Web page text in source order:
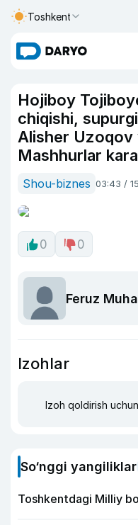
Toshkent
Hojiboy
chiqishi,
Alisher Uzoqov
Mashhurlar
Shou-biznes 03:43 /
0 0
Feruz
Izohlar
Izoh qoldirish
So‘nggi yangiliklar
Toshkentdagi Milliy